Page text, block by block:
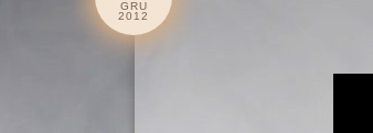
GRU
2012